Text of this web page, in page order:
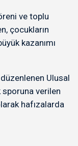
ve toplu
çocukların
kazanımı
Ulusal
sporuna verilen
hafızalarda